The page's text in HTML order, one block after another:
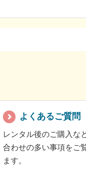
よくあるご質問
レンタル後のご購入な
合わせの多い事項をご
ます。